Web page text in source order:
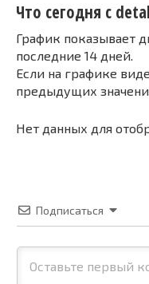
Что сегодня с
График показывает
последние 14 дней.
Если на графике
предыдущих
Нет данных для
Подписаться